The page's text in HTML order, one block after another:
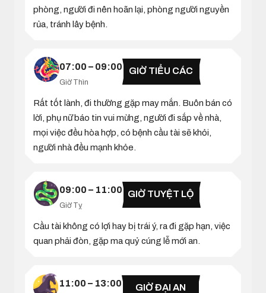
phòng, người đi nên hoãn lại, phòng người nguyền
rủa, tránh lây bệnh.
07:00 – 09:00
Giờ Thìn
GIỜ TIỂU CÁC
Rất tốt lành, đi thường gặp may mắn. Buôn bán có
lời, phụ nữ báo tin vui mừng, người đi sắp về nhà,
mọi việc đều hòa hợp, có bệnh cầu tài sẽ khỏi,
người nhà đều mạnh khỏe.
09:00 – 11:00
Giờ Tỵ
GIỜ TUYỆT LỘ
Cầu tài không có lợi hay bị trái ý, ra đi gặp hạn, việc
quan phải đòn, gặp ma quỷ cúng lễ mới an.
11:00 – 13:00 GIỜ ĐẠI AN